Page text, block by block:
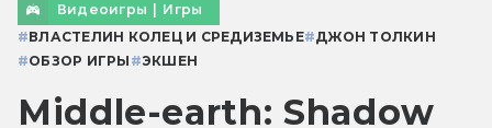
Видеоигры | Игры
#ВЛАСТЕЛИН КОЛЕЦ И СРЕДИЗЕМЬЕ#ДЖОН ТОЛКИН
#ОБЗОР ИГРЫ #ЭКШЕН
Middle-earth: Shadow